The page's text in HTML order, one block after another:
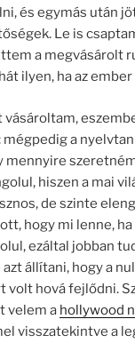
és egymás után
Le is
a megvásárolt
ilyen, ha az ember
vásároltam,
a
mennyire
hiszen a mai
de szinte
hogy mi lenne, ha
ezáltal jobban
azt állítani, hogy a
volt hová fejlődni.
velem a hollywood
visszatekintve a